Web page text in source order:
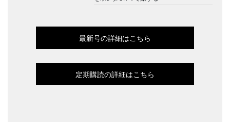
最新号の詳細はこちら
定期購読の詳細はこちら